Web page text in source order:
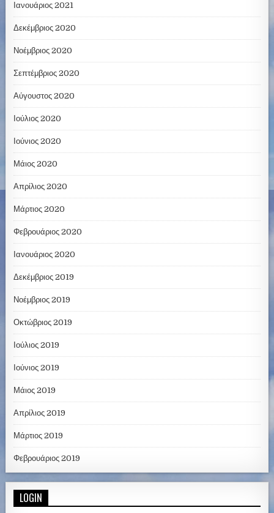
Ιανουάριος 2021
Δεκέμβριος 2020
Νοέμβριος 2020
Σεπτέμβριος 2020
Αύγουστος 2020
Ιούλιος 2020
Ιούνιος 2020
Μάιος 2020
Απρίλιος 2020
Μάρτιος 2020
Φεβρουάριος 2020
Ιανουάριος 2020
Δεκέμβριος 2019
Νοέμβριος 2019
Οκτώβριος 2019
Ιούλιος 2019
Ιούνιος 2019
Μάιος 2019
Απρίλιος 2019
Μάρτιος 2019
Φεβρουάριος 2019
LOGIN